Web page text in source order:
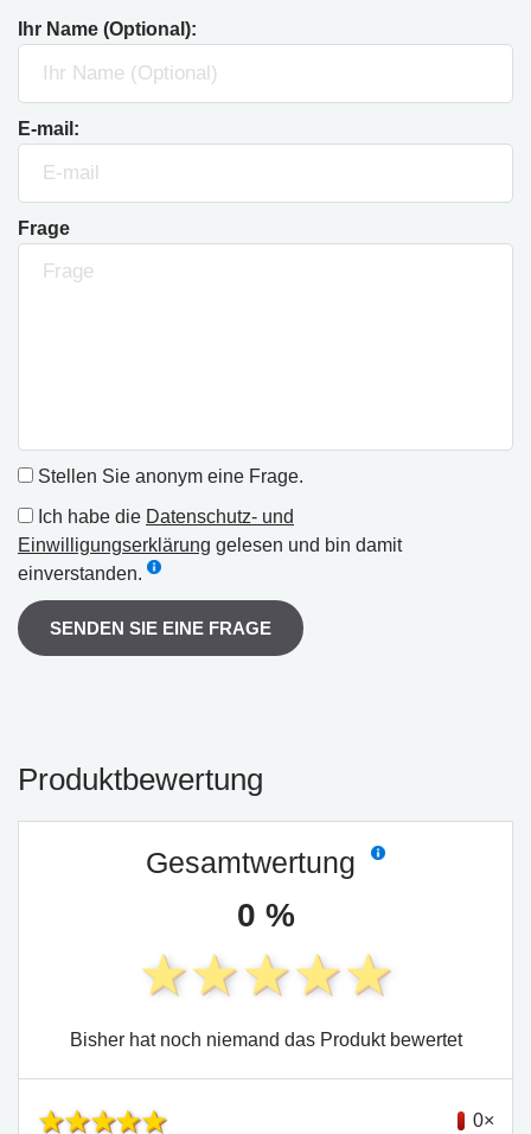
Ihr Name (Optional):
E-mail:
Frage
Stellen Sie anonym eine Frage.
Ich habe die Datenschutz- und
Einwilligungserklärung gelesen und bin damit
einverstanden.
SENDEN SIE EINE FRAGE
Produktbewertung
Gesamtwertung
0 %
Bisher hat noch niemand das Produkt bewertet
0×